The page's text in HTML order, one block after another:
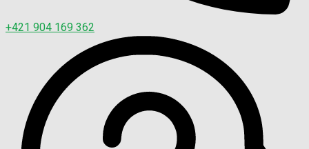
+421 904 169 362